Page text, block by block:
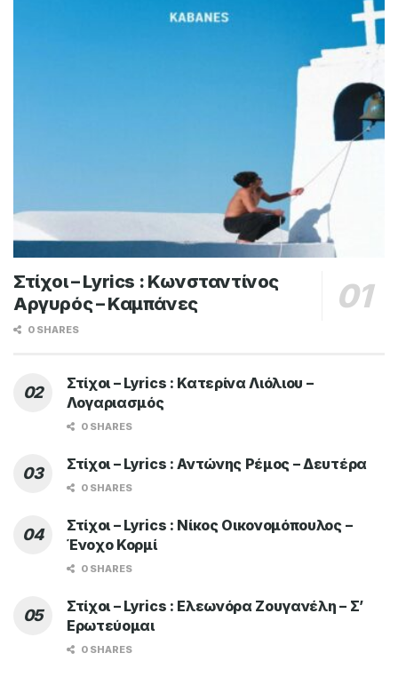
Στίχοι – Lyrics : Κωνσταντίνος
Αργυρός – Καμπάνες
0 SHARES
Στίχοι – Lyrics : Κατερίνα Λιόλιου –
Λογαριασμός
0 SHARES
Στίχοι – Lyrics : Αντώνης Ρέμος – Δευτέρα
0 SHARES
Στίχοι – Lyrics : Νίκος Οικονομόπουλος –
Ένοχο Κορμί
0 SHARES
Στίχοι – Lyrics : Ελεωνόρα Ζουγανέλη – Σ’
Ερωτεύομαι
0 SHARES